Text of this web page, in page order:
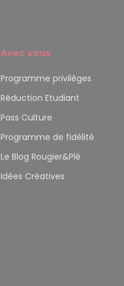
Avec vous
Programme privilèges
Réduction Etudiant
Pass Culture
Programme de fidélité
Le Blog Rougier&Plé
Idées Créatives